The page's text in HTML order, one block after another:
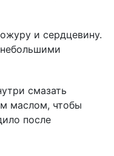
и сердцевину.
смазать
маслом, чтобы
после